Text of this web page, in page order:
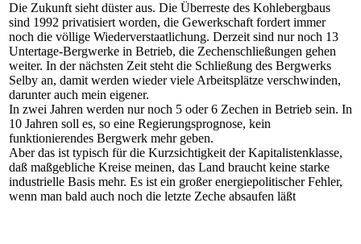
Die Zukunft sieht düster aus. Die Überreste des Kohlebergbaus
sind 1992 privatisiert worden, die Gewerkschaft fordert immer
noch die völlige Wiederverstaatlichung. Derzeit sind nur noch 13
Untertage-Bergwerke in Betrieb, die Zechenschließungen gehen
weiter. In der nächsten Zeit steht die Schließung des Bergwerks
Selby an, damit werden wieder viele Arbeitsplätze verschwinden,
darunter auch mein eigener.
In zwei Jahren werden nur noch 5 oder 6 Zechen in Betrieb sein. In
10 Jahren soll es, so eine Regierungsprognose, kein
funktionierendes Bergwerk mehr geben.
Aber das ist typisch für die Kurzsichtigkeit der Kapitalistenklasse,
daß maßgebliche Kreise meinen, das Land braucht keine starke
industrielle Basis mehr. Es ist ein großer energiepolitischer Fehler,
wenn man bald auch noch die letzte Zeche absaufen läßt